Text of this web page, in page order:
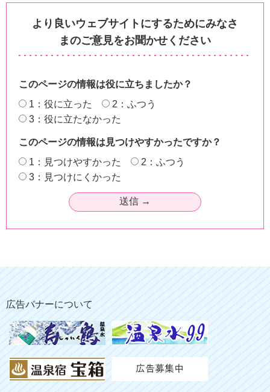
より良いウェブサイトにするためにみなさ
まのご意見をお聞かせください
このページの情報は役に立ちましたか？
1：役に立った
2：ふつう
3：役に立たなかった
このページの情報は見つけやすかったですか？
1：見つけやすかった
2：ふつう
3：見つけにくかった
広告バナーについて